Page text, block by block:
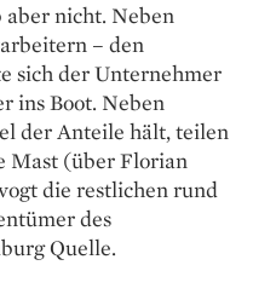
aber nicht. Neben
– den
sich der Unternehmer
ins Boot. Neben
der Anteile hält, teilen
Mast (über Florian
die restlichen rund
des
Quelle.